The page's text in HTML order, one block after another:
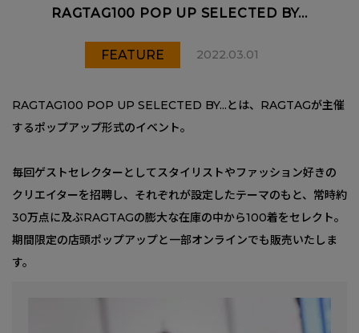
RAGTAG100 POP UP SELECTED BY...
FEATURE 2022.03.01
RAGTAG100 POP UP SELECTED BY...とは、RAGTAGが主催
するポップアップ形式のイベント。
毎回ゲストセレクターとしてスタイリストやファッション好きの
クリエイターを招聘し、それぞれが設定したテーマのもと、常時約
30万点に及ぶRAGTAGの膨大な在庫の中から100着をセレクト。
期間限定の店頭ポップアップと一部オンラインでも販売いたしま
す。